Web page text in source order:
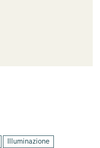
Illuminazione